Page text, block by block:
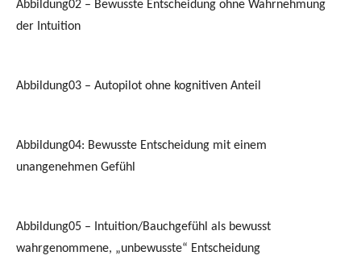
Abbildung02 – Bewusste Entscheidung ohne Wahrnehmung
der Intuition
Abbildung03 – Autopilot ohne kognitiven Anteil
Abbildung04: Bewusste Entscheidung mit einem
unangenehmen Gefühl
Abbildung05 – Intuition/Bauchgefühl als bewusst
wahrgenommene, „unbewusste“ Entscheidung